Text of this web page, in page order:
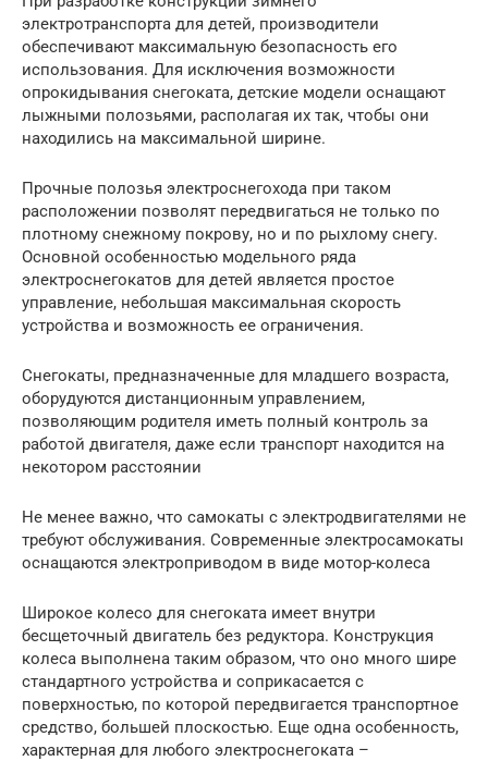
электротранспорта для детей, производители
обеспечивают максимальную безопасность его
использования. Для исключения возможности
опрокидывания снегоката, детские модели оснащают
лыжными полозьями, располагая их так, чтобы они
находились на максимальной ширине.
Прочные полозья электроснегохода при таком
расположении позволят передвигаться не только по
плотному снежному покрову, но и по рыхлому снегу.
Основной особенностью модельного ряда
электроснегокатов для детей является простое
управление, небольшая максимальная скорость
устройства и возможность ее ограничения.
Снегокаты, предназначенные для младшего возраста,
оборудуются дистанционным управлением,
позволяющим родителя иметь полный контроль за
работой двигателя, даже если транспорт находится на
некотором расстоянии
Не менее важно, что самокаты с электродвигателями не
требуют обслуживания. Современные электросамокаты
оснащаются электроприводом в виде мотор-колеса
Широкое колесо для снегоката имеет внутри
бесщеточный двигатель без редуктора. Конструкция
колеса выполнена таким образом, что оно много шире
стандартного устройства и соприкасается с
поверхностью, по которой передвигается транспортное
средство, большей плоскостью. Еще одна особенность,
характерная для любого электроснегоката –